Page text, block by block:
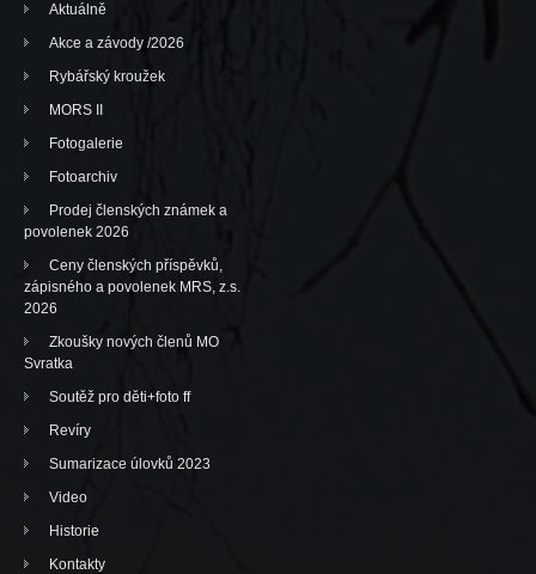
Aktuálně
Akce a závody /2026
Rybářský kroužek
MORS II
Fotogalerie
Fotoarchiv
Prodej členských známek a
povolenek 2026
Ceny členských příspěvků,
zápisného a povolenek MRS, z.s.
2026
Zkoušky nových členů MO
Svratka
Soutěž pro děti+foto ff
Revíry
Sumarizace úlovků 2023
Video
Historie
Kontakty